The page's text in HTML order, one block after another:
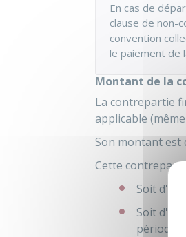
En cas de
clause de non-
convention
le paiement de
Montant de la
La contrepartie
applicable
Son montant est
Cette
Soit d'un
Soit